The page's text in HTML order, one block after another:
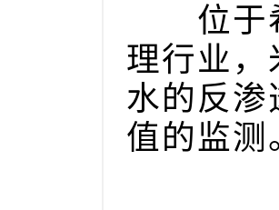
位于希
理行业，
水的反渗
值的监测